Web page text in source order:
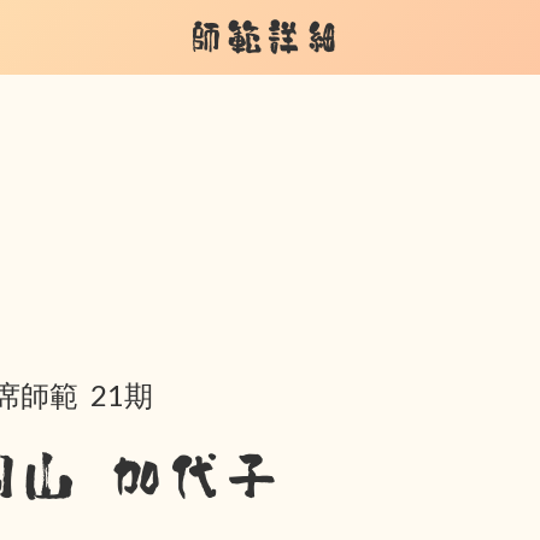
師範詳細
師範 21期
山 加代子